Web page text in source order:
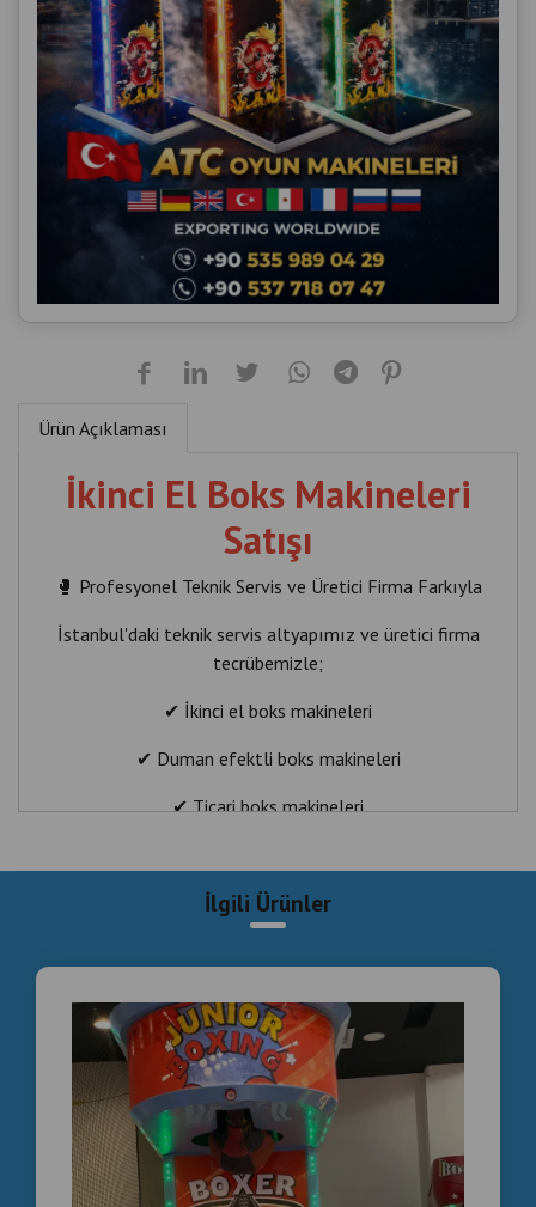
Ürün Açıklaması
İkinci El Boks Makineleri
Satışı
🥊 Profesyonel Teknik Servis ve Üretici Firma Farkıyla
İstanbul'daki teknik servis altyapımız ve üretici firma
tecrübemizle;
✔ İkinci el boks makineleri
✔ Duman efektli boks makineleri
✔ Ticari boks makineleri
satışı gerçekleştirmekteyiz.
NEDEN BİZDEN
ALMALISINIZ?
🏭 Üretici Firma Desteği
🛠 Profesyonel Teknik Servis
🔩 Bol Yedek Parça Stoğu
⚡ Hızlı Teknik Müdahale
İlgili Ürünler